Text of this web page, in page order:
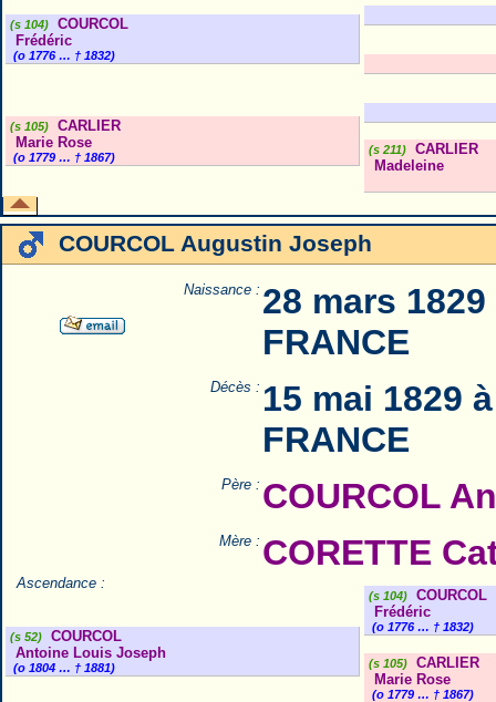
(s 104)
COURCOL
Frédéric
(o 1776 … † 1832)
(s 105)
CARLIER
Marie Rose
(o 1779 … † 1867)
(s 211)
CARLIER
Madeleine
COURCOL Augustin Joseph
Naissance : 28 mars
FRANCE
Décès : 15 mai 1829
FRANCE
Père : COURCOL
Mère : CORETTE
(s 52)
COURCOL
Antoine Louis Joseph
(o 1804 … † 1881)
(s 104)
COURCOL
Frédéric
(o 1776 … † 1832)
(s 105)
CARLIER
Marie Rose
(o 1779 … † 1867)
Ascendance :